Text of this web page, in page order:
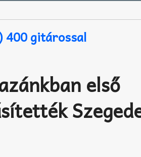
400 gitárossal
első